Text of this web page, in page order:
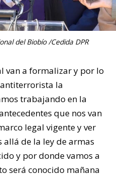
del Biobío /Cedida DPR
van a formalizar y por lo
la
trabajando en la
que nos van
legal vigente y ver
allá de la ley de armas
y por donde vamos a
será conocido mañana